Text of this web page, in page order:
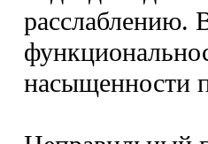
расслаблению.
насыщенности